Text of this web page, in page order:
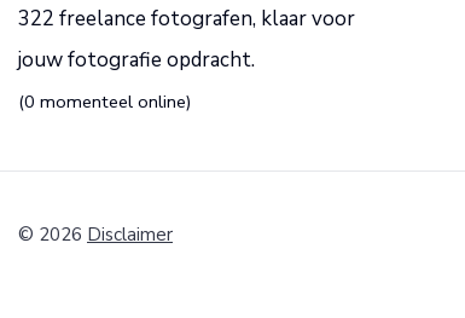
322 freelance fotografen, klaar voor
jouw fotografie opdracht.
(0 momenteel online)
© 2026 Disclaimer